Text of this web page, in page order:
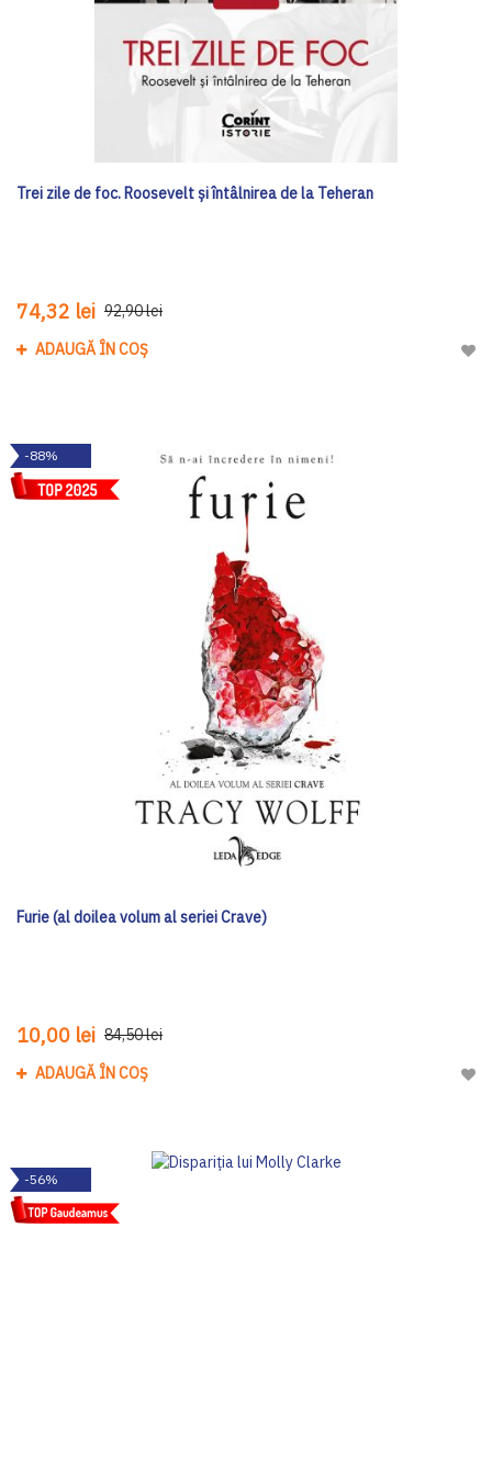
Trei zile de foc. Roosevelt și întâlnirea de la Teheran
74,32 lei 92,90 lei
ADAUGĂ ÎN COȘ
-88%
Furie (al doilea volum al seriei Crave)
10,00 lei 84,50 lei
ADAUGĂ ÎN COȘ
-56%